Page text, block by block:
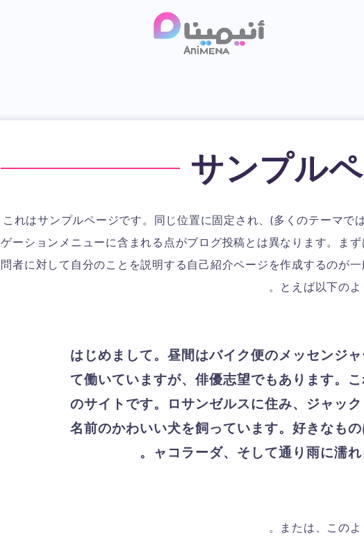
サンプル
これはサンプルページです。同じ位置に固定され、(多くのテーマで
ゲーションメニューに含まれる点がブログ投稿とは異なります。ま
問者に対して自分のことを説明する自己紹介ページを作成するのが
とえば以下のよ
はじめまして。昼間はバイク便のメッセンジ
て働いていますが、俳優志望でもあります。
のサイトです。ロサンゼルスに住み、ジャッ
名前のかわいい犬を飼っています。好きなも
ャコラーダ、そして通り雨に濡れ
または、このよ